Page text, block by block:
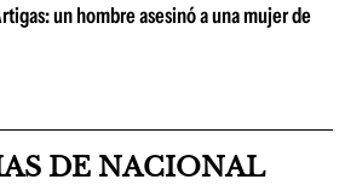
un hombre asesinó a una mujer de
DE NACIONAL